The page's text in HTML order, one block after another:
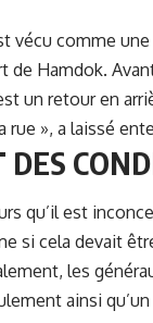
vécu comme
de Hamdok.
un retour en
rue », a laissé
DES
qu’il est
si cela devait
les
ainsi